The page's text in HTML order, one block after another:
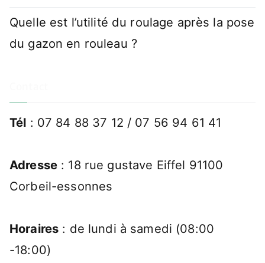
Quelle est l’utilité du roulage après la pose
du gazon en rouleau ?
Tél : 07 84 88 37 12 / 07 56 94 61 41
Adresse : 18 rue gustave Eiffel 91100
Corbeil-essonnes
Horaires : de lundi à samedi (08:00
-18:00)